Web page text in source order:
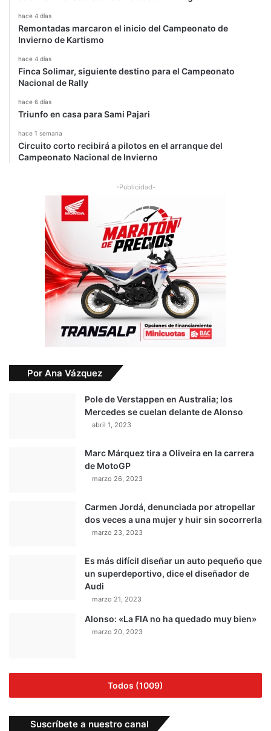
hace 4 días
Remontadas marcaron el inicio del Campeonato de
Invierno de Kartismo
hace 4 días
Finca Solimar, siguiente destino para el Campeonato
Nacional de Rally
hace 6 días
Triunfo en casa para Sami Pajari
hace 1 semana
Circuito corto recibirá a pilotos en el arranque del
Campeonato Nacional de Invierno
-Publicidad-
Por Ana Vázquez
Pole de Verstappen en Australia; los
Mercedes se cuelan delante de Alonso
abril 1, 2023
Marc Márquez tira a Oliveira en la carrera
de MotoGP
marzo 26, 2023
Carmen Jordá, denunciada por atropellar
dos veces a una mujer y huir sin socorrerla
marzo 23, 2023
Es más difícil diseñar un auto pequeño que
un superdeportivo, dice el diseñador de
Audi
marzo 21, 2023
Alonso: «La FIA no ha quedado muy bien»
marzo 20, 2023
Todos (1009)
Suscríbete a nuestro canal